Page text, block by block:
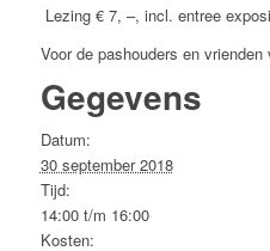
Lezing € 7, –, incl. entree
Voor de pashouders en
Gegevens
Datum:
30 september 2018
Tijd:
14:00 t/m 16:00
Kosten: